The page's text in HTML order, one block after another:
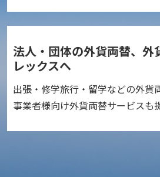
法人・団体の外貨両替、外
レックスへ
出張・修学旅行・留学などの外貨
事業者様向け外貨両替サービスも